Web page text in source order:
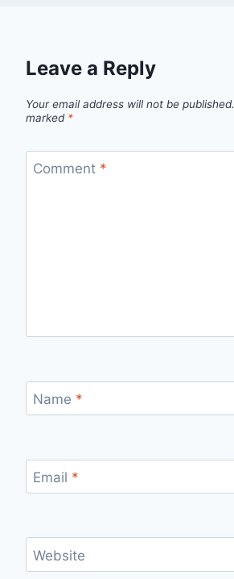
Leave a Reply
Your email address will not be published.
marked *
Comment *
Name *
Email *
Website